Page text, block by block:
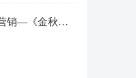
中成伟业第7期酒店餐饮热辣营销—《金秋创营·中秋礼盒全员销售实战营》